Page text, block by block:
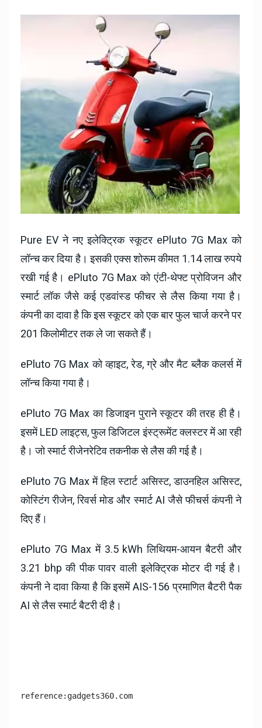
Pure EV ने नए इलेक्ट्रिक स्कूटर ePluto 7G Max को
लॉन्च कर दिया है। इसकी एक्स शोरूम कीमत 1.14 लाख रुपये
रखी गई है। ePluto 7G Max को एंटी-थेफ्ट प्रोविजन और
स्मार्ट लॉक जैसे कई एडवांस्ड फीचर से लैस किया गया है।
कंपनी का दावा है कि इस स्कूटर को एक बार फुल चार्ज करने पर
201 किलोमीटर तक ले जा सकते हैं।
ePluto 7G Max को व्हाइट, रेड, ग्रे और मैट ब्लैक कलर्स में
लॉन्च किया गया है।
ePluto 7G Max का डिजाइन पुराने स्कूटर की तरह ही है।
इसमें LED लाइट्स, फुल डिजिटल इंस्ट्रूमेंट क्लस्टर में आ रही
है। जो स्मार्ट रीजेनरेटिव तकनीक से लैस की गई है।
ePluto 7G Max में हिल स्टार्ट असिस्ट, डाउनहिल असिस्ट,
कोस्टिंग रीजेन, रिवर्स मोड और स्मार्ट AI जैसे फीचर्स कंपनी ने
दिए हैं।
ePluto 7G Max में 3.5 kWh लिथियम-आयन बैटरी और
3.21 bhp की पीक पावर वाली इलेक्ट्रिक मोटर दी गई है।
कंपनी ने दावा किया है कि इसमें AIS-156 प्रमाणित बैटरी पैक
AI से लैस स्मार्ट बैटरी दी है।
reference:gadgets360.com